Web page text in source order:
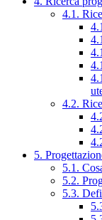
4.1.
4.2.
5.
5.1.
5.2.
5.3.